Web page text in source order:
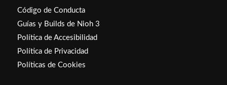
Código de Conducta
Guías y Builds de Nioh 3
Política de Accesibilidad
Política de Privacidad
Políticas de Cookies